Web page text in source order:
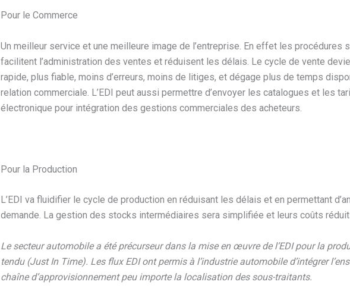
Pour le Commerce
Un meilleur service et une meilleure image de l’entreprise. En effet les procédures
facilitent l’administration des ventes et réduisent les délais. Le cycle de vente
rapide, plus fiable, moins d’erreurs, moins de litiges, et dégage plus de temps
relation commerciale. L’EDI peut aussi permettre d’envoyer les catalogues et les
électronique pour intégration des gestions commerciales des acheteurs.
Pour la Production
L’EDI va fluidifier le cycle de production en réduisant les délais et en permettant
demande. La gestion des stocks intermédiaires sera simplifiée et leurs coûts
Le secteur automobile a été précurseur dans la mise en œuvre de l’EDI pour la
tendu (Just In Time). Les flux EDI ont permis à l’industrie automobile d’intégrer
chaîne d’approvisionnement peu importe la localisation des sous-traitants.